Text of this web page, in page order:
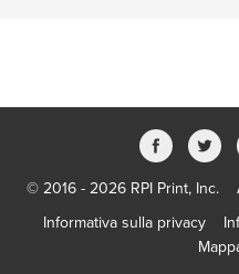
© 2016 - 2026 RPI Print, Inc.
Informativa sulla privacy